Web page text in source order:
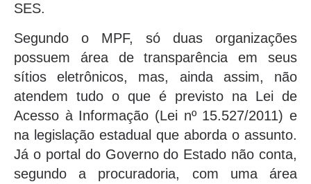
SES.
Segundo o MPF, só duas organizações
possuem área de transparência em seus
sítios eletrônicos, mas, ainda assim, não
atendem tudo o que é previsto na Lei de
Acesso à Informação (Lei nº 15.527/2011) e
na legislação estadual que aborda o assunto.
Já o portal do Governo do Estado não conta,
segundo a procuradoria, com uma área